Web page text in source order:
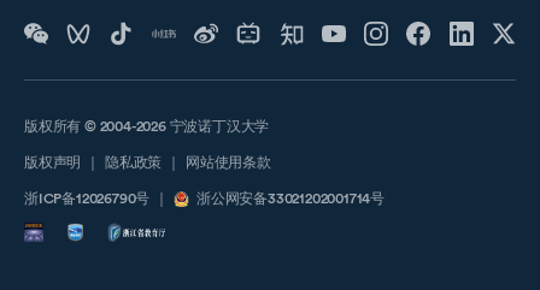
版权所有 © 2004-2026 宁波诺丁汉大学
版权声明 隐私政策 网站使用条款
浙ICP备12026790号 浙公网安备33021202001714号